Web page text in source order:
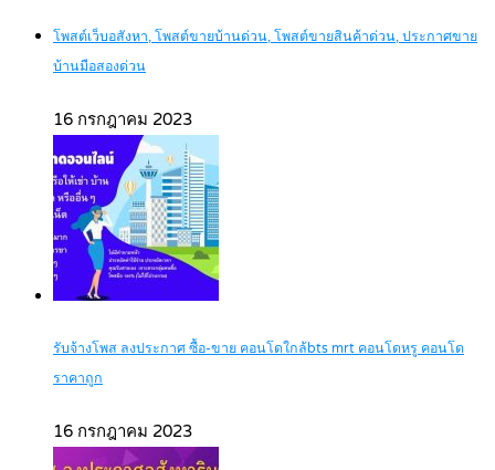
โพสต์เว็บอสังหา, โพสต์ขายบ้านด่วน, โพสต์ขายสินค้าด่วน, ประกาศขาย
บ้านมือสองด่วน
16 กรกฎาคม 2023
รับจ้างโพส ลงประกาศ ซื้อ-ขาย คอนโดใกล้bts mrt คอนโดหรู คอนโด
ราคาถูก
16 กรกฎาคม 2023